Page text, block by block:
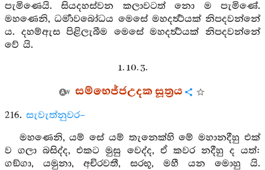
පැමිණෙයි. සියදහස්වන කලාවටත් නො ම පැමිණේ.
මහණෙනි, ධර්‍මාවබෝධය මෙසේ මහදර්‍ත්‍ථයක් නිපදවන්නේ
ය. දහම්ඇස පිළිලැබීම මෙසේ මහදර්‍ත්‍ථයක් නිපදවන්නේ
වේ යි.
1. 10. 3.
සම්භෙජ්ජඋදක සූත්‍රය
216. සැවැත්නුවර–
මහණෙනි, යම් සේ යම් තැනෙක්හි මේ මහානදීහු එක්
ව ගලා බසිද්ද, එකට මුසු වෙද්ද, ඒ කවර නදීහු ද යත්:
ගඞ්ගා, යමුනා, අචිරවතී, සරභූ, මහී යන මොහු යි.